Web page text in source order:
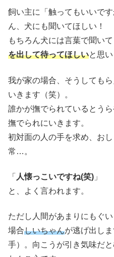
飼い主に「触ってもいいで
ん、犬にも聞いてほしい！
もちろん犬には言葉で聞い
を出して待ってほしいと思い
我が家の場合、そうしてもら
いきます（笑）。
誰かが撫でられているとうら
撫でられにいきます。
初対面の人の手を求め、お
常…。
「 人懐っこいですね(笑) 」
と、よく言われます。
ただし人間があまりにもぐ
場合しいちゃんが逃げ出し
手）。向こうが引き気味だ